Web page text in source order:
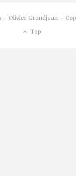
– Olivier Grandjean –
Top